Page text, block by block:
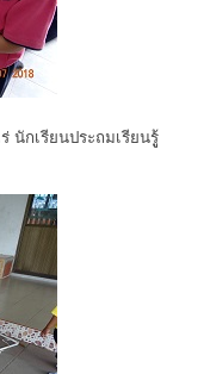
นักเรียนประถมเรียนรูู้